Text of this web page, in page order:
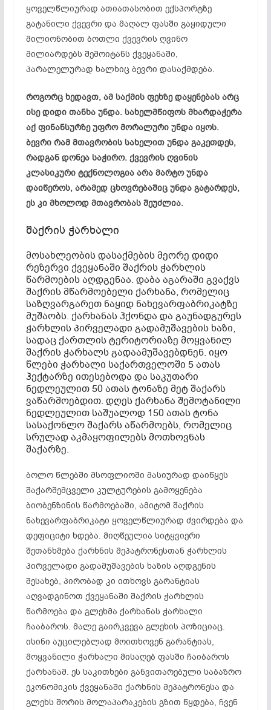
ყოველწლიურად ათიათასობით ექსპორტზე
გატანილი ქვევრი და მაღალ ფასში გაყიდული
მილიონობით ბოთლი ქვევრის ღვინო
მილიარდებს შემოიტანს ქვეყანაში,
პარალელურად ხალხიც ბევრი დასაქმდება.
როგორც ხედავთ, ამ საქმის ფეხზე დაყენებას არც
ისე დიდი თანხა უნდა. სახელმწიფოს მხარდაჭერა
აქ ფინანსურზე უფრო მორალური უნდა იყოს.
ბევრი რამ მთავრობის სახელით უნდა გაკეთდეს,
რადგან დონეა საჭირო. ქვევრის ღვინის
კლასიკური ტექნოლოგია არა მარტო უნდა
დაიწეროს, არამედ ცხოვრებაშიც უნდა გატარდეს,
ეს კი მხოლოდ მთავრობას შეუძლია.
შაქრის ჭარხალი
მოსახლეობის დასაქმების მეორე დიდი
რეზერვი ქვეყანაში შაქრის ჭარხლის
წარმოების აღდგენაა. დაბა აგარაში გვაქვს
შაქრის მწარმოებელი ქარხანა, რომელიც
საზღვარგარეთ ნაყიდ ნახევარფაბრიკატზე
მუშაობს. ქარხანას ჰქონდა და გაუნადგურეს
ჭარხლის პირველადი გადამუშავების ხაზი,
სადაც ქართლის ტერიტორიაზე მოყვანილ
შაქრის ჭარხალს გადაამუშავებდნენ. იყო
წლები ჭარხალი საქართველოში 5 ათას
ჰექტარზე ითესებოდა და საკუთარი
ნედლეულით 50 ათას ტონაზე მეტ შაქარს
ვაწარმოებდით. დღეს ქარხანა შემოტანილი
ნედლეულით საშუალოდ 150 ათას ტონა
სასაქონლო შაქარს აწარმოებს, რომელიც
სრულად აკმაყოფილებს მოთხოვნას
შაქარზე.
ბოლო წლებში მსოფლიოში მასიურად დაიწყეს
შაქარშემცველი კულტურების გამოყენება
ბიობენზინის წარმოებაში, ამიტომ შაქრის
ნახევარფაბრიკატი ყოველწლიურად ძვირდება და
დეფიციტი ხდება. მიღწეულია სიტყვიერი
შეთანხმება ქარხნის მეპატრონესთან ჭარხლის
პირველადი გადამუშავების ხაზის აღდგენის
შესახებ, პირობად კი ითხოვს გარანტიას
აღვადგინოთ ქვეყანაში შაქრის ჭარხლის
წარმოება და გლეხმა ქარხანას ჭარხალი
ჩააბაროს. მალე გაირკვევა გლეხის პოზიციაც.
ისინი აუცილებლად მოითხოვენ გარანტიას,
მოყვანილი ჭარხალი მისაღებ ფასში ჩაიბაროს
ქარხანამ. ეს საკითხები განვითარებული საბაზრო
ეკონომიკის ქვეყანაში ქარხნის მეპატრონესა და
გლეხს შორის მოლაპარაკების გზით წყდება, ჩვენ